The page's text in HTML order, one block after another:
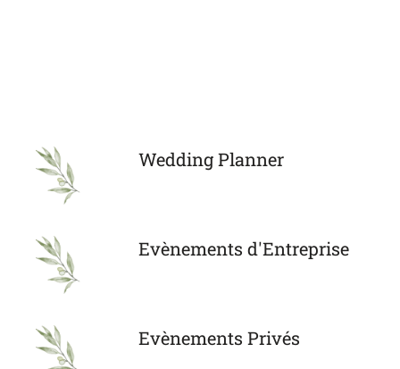
Wedding Planner
Evènements d'Entreprise
Evènements Privés